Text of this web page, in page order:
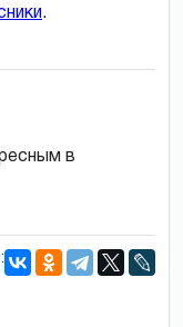
.
в